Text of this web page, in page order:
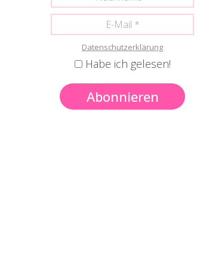
Datenschutzerklärung
Habe ich gelesen!